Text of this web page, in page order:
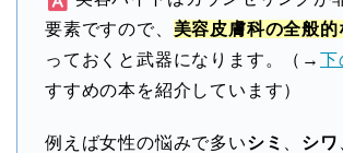
要素ですので、 美容皮膚科の全般的
っておくと武器になります。（→下
すすめの本を紹介しています）
例えば女性の悩みで多いシミ シワ